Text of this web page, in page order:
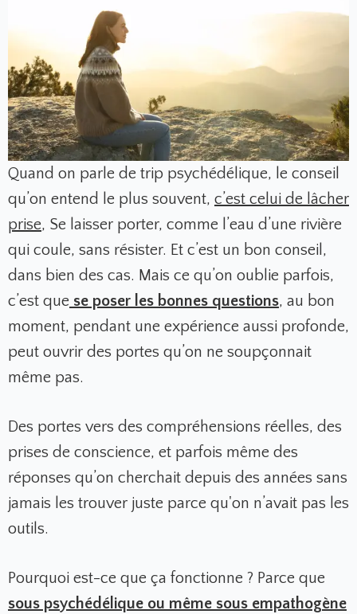
Quand on parle de trip psychédélique, le conseil
qu’on entend le plus souvent, c’est celui de lâcher
prise, Se laisser porter, comme l’eau d’une rivière
qui coule, sans résister. Et c’est un bon conseil,
dans bien des cas. Mais ce qu’on oublie parfois,
c’est que se poser les bonnes questions, au bon
moment, pendant une expérience aussi profonde,
peut ouvrir des portes qu’on ne soupçonnait
même pas.
Des portes vers des compréhensions réelles, des
prises de conscience, et parfois même des
réponses qu’on cherchait depuis des années sans
jamais les trouver juste parce qu'on n’avait pas les
outils.
Pourquoi est-ce que ça fonctionne ? Parce que
sous psychédélique ou même sous empathogène